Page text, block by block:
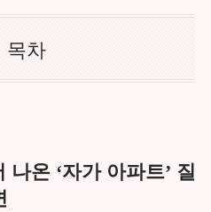
목차
온 ‘자가 아파트’ 질